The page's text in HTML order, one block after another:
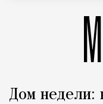
Дом недели: